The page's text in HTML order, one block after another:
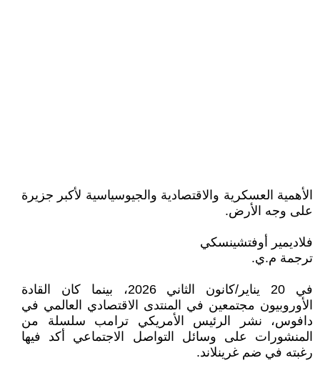
الأهمية العسكرية والاقتصادية والجيوسياسية لأكبر جزيرة
على وجه الأرض‎.‎
فلاديمير أوفتشينسكي
ترجمة م.ي.
في 20 يناير/كانون الثاني 2026، بينما كان القادة
الأوروبيون مجتمعين في المنتدى الاقتصادي ‏العالمي في
دافوس، نشر الرئيس الأمريكي ترامب سلسلة من
المنشورات على وسائل التواصل الاجتماعي أكد ‏فيها
رغبته في ضم غرينلاند‎.‎